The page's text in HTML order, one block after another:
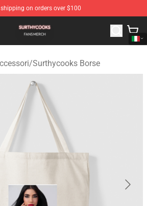
shipping on orders over $100
- Official Surthycooks Merchandise
/Surthycooks Borse